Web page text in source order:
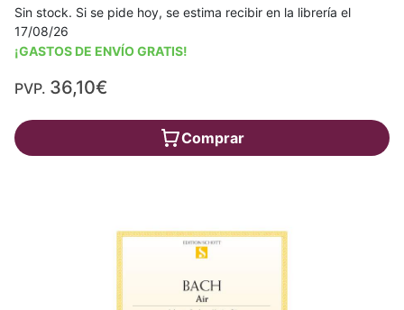
Sin stock. Si se pide hoy, se estima recibir en la librería el
17/08/26
¡GASTOS DE ENVÍO GRATIS!
PVP. 36,10€
Comprar